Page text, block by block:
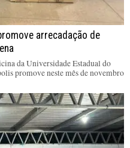
arrecadação de
da Universidade Estadual do
promove neste mês de novembro